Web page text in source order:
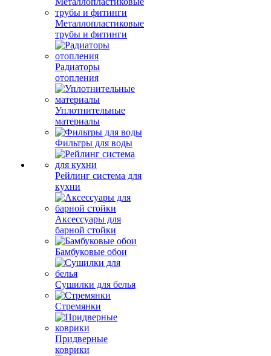
Металлопластиковые
трубы и фитинги
Радиаторы
отопления
Уплотнительные
материалы
Фильтры для воды
Рейлинг система для
кухни
Аксессуары для
барной стойки
Бамбуковые обои
Сушилки для белья
Стремянки
Придверные
коврики